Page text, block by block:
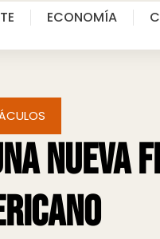
ECONOMÍA
nueva